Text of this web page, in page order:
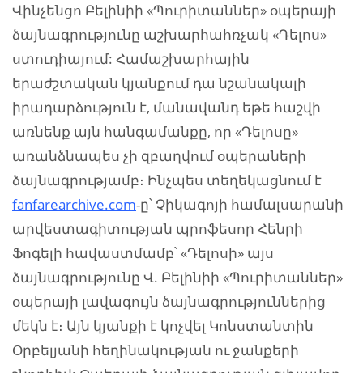
Վինչենցո Բելինիի «Պուրիտաններ» օպերայի
ձայնագրությունը աշխարհահռչակ «Դելոս»
ստուդիայում: Համաշխարհային
երաժշտական կյանքում դա նշանակալի
իրադարձություն է, մանավանդ եթե հաշվի
առնենք այն հանգամանքը, որ «Դելոսը»
առանձնապես չի զբաղվում օպերաների
ձայնագրությամբ։ Ինչպես տեղեկացնում է
fanfarearchive.com-ը՝ Չիկագոյի համալսարանի
արվեստագիտության պրոֆեսոր Հենրի
Ֆոգելի հավաստմամբ՝ «Դելոսի» այս
ձայնագրությունը Վ. Բելինիի «Պուրիտաններ»
օպերայի լավագույն ձայնագրություններից
մեկն է։ Այն կյանքի է կոչվել Կոնստանտին
Օրբելյանի հեղինակության ու ջանքերի